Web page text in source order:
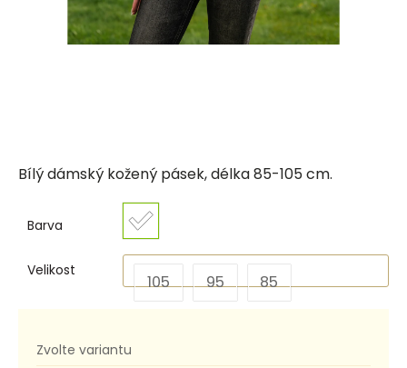
Bílý dámský kožený pásek, délka 85-105 cm.
Zvolte variantu
Barva
Velikost
105 95 85